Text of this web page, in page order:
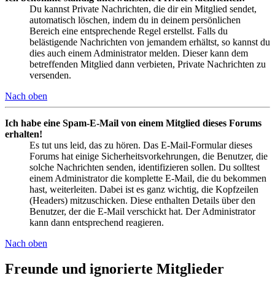
Du kannst Private Nachrichten, die dir ein Mitglied sendet,
automatisch löschen, indem du in deinem persönlichen
Bereich eine entsprechende Regel erstellst. Falls du
belästigende Nachrichten von jemandem erhältst, so kannst du
dies auch einem Administrator melden. Dieser kann dem
betreffenden Mitglied dann verbieten, Private Nachrichten zu
versenden.
Nach oben
Ich habe eine Spam-E-Mail von einem Mitglied dieses Forums
erhalten!
Es tut uns leid, das zu hören. Das E-Mail-Formular dieses
Forums hat einige Sicherheitsvorkehrungen, die Benutzer, die
solche Nachrichten senden, identifizieren sollen. Du solltest
einem Administrator die komplette E-Mail, die du bekommen
hast, weiterleiten. Dabei ist es ganz wichtig, die Kopfzeilen
(Headers) mitzuschicken. Diese enthalten Details über den
Benutzer, der die E-Mail verschickt hat. Der Administrator
kann dann entsprechend reagieren.
Nach oben
Freunde und ignorierte Mitglieder